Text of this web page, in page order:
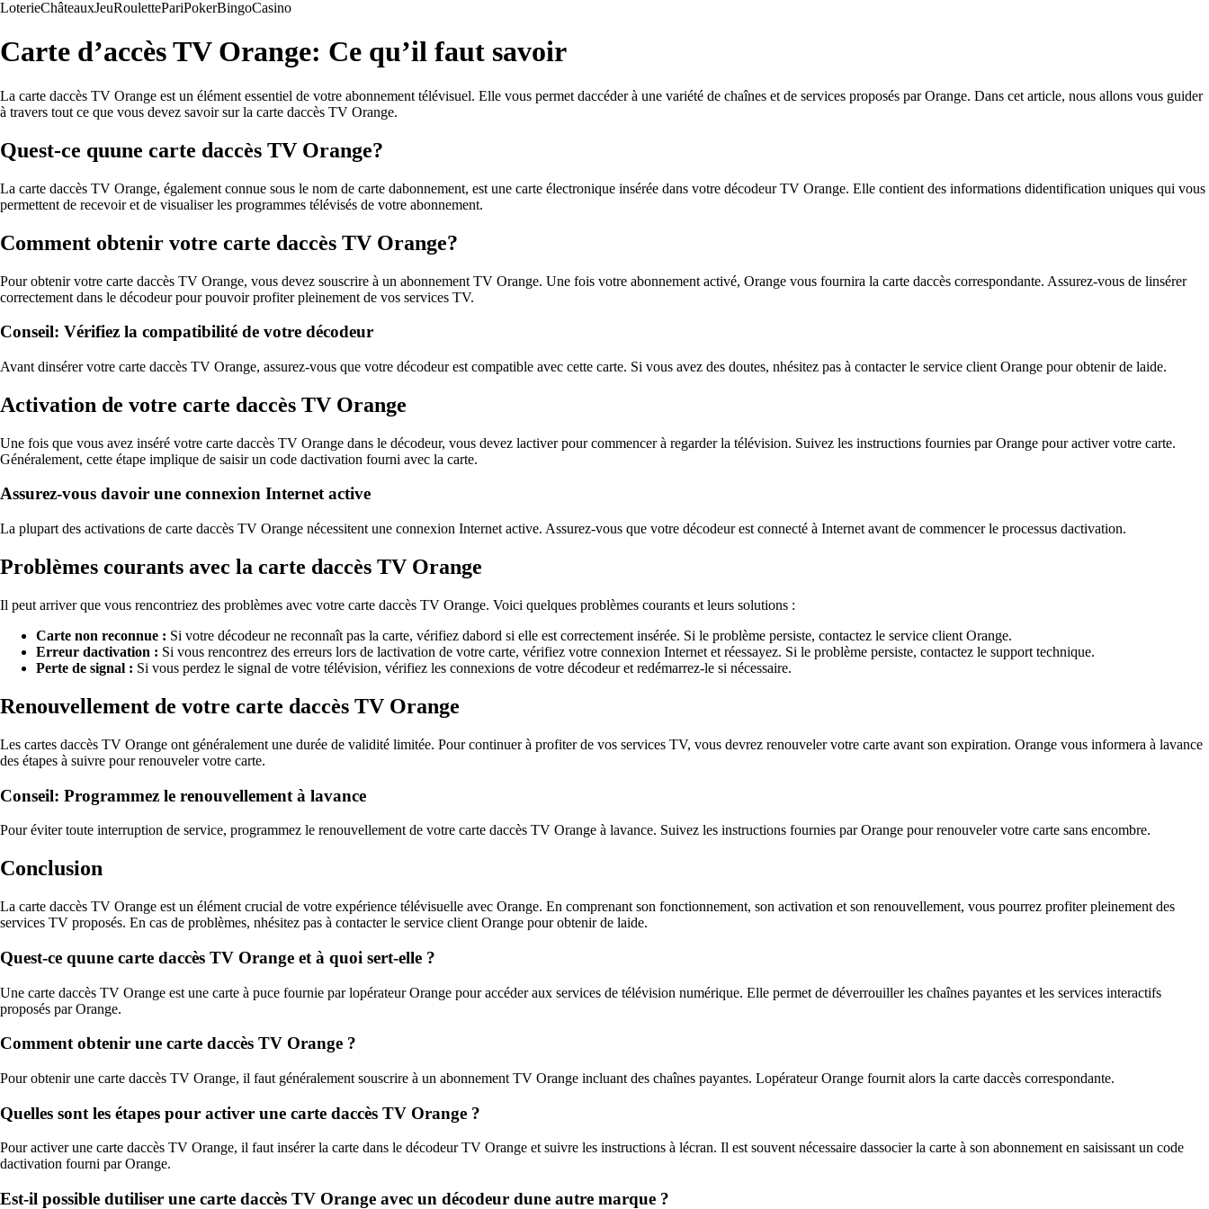
LoterieChâteauxJeuRoulettePariPokerBingoCasino
Carte d’accès TV Orange: Ce qu’il faut savoir
La carte daccès TV Orange est un élément essentiel de votre abonnement télévisuel. Elle vous permet daccéder à une variété de chaînes et de services proposés par Orange. Dans cet article, nous allons vous guider
à travers tout ce que vous devez savoir sur la carte daccès TV Orange.
Quest-ce quune carte daccès TV Orange?
La carte daccès TV Orange, également connue sous le nom de carte dabonnement, est une carte électronique insérée dans votre décodeur TV Orange. Elle contient des informations didentification uniques qui vous
permettent de recevoir et de visualiser les programmes télévisés de votre abonnement.
Comment obtenir votre carte daccès TV Orange?
Pour obtenir votre carte daccès TV Orange, vous devez souscrire à un abonnement TV Orange. Une fois votre abonnement activé, Orange vous fournira la carte daccès correspondante. Assurez-vous de linsérer
correctement dans le décodeur pour pouvoir profiter pleinement de vos services TV.
Conseil: Vérifiez la compatibilité de votre décodeur
Avant dinsérer votre carte daccès TV Orange, assurez-vous que votre décodeur est compatible avec cette carte. Si vous avez des doutes, nhésitez pas à contacter le service client Orange pour obtenir de laide.
Activation de votre carte daccès TV Orange
Une fois que vous avez inséré votre carte daccès TV Orange dans le décodeur, vous devez lactiver pour commencer à regarder la télévision. Suivez les instructions fournies par Orange pour activer votre carte.
Généralement, cette étape implique de saisir un code dactivation fourni avec la carte.
Assurez-vous davoir une connexion Internet active
La plupart des activations de carte daccès TV Orange nécessitent une connexion Internet active. Assurez-vous que votre décodeur est connecté à Internet avant de commencer le processus dactivation.
Problèmes courants avec la carte daccès TV Orange
Il peut arriver que vous rencontriez des problèmes avec votre carte daccès TV Orange. Voici quelques problèmes courants et leurs solutions :
Carte non reconnue : Si votre décodeur ne reconnaît pas la carte, vérifiez dabord si elle est correctement insérée. Si le problème persiste, contactez le service client Orange.
Erreur dactivation : Si vous rencontrez des erreurs lors de lactivation de votre carte, vérifiez votre connexion Internet et réessayez. Si le problème persiste, contactez le support technique.
Perte de signal : Si vous perdez le signal de votre télévision, vérifiez les connexions de votre décodeur et redémarrez-le si nécessaire.
Renouvellement de votre carte daccès TV Orange
Les cartes daccès TV Orange ont généralement une durée de validité limitée. Pour continuer à profiter de vos services TV, vous devrez renouveler votre carte avant son expiration. Orange vous informera à lavance
des étapes à suivre pour renouveler votre carte.
Conseil: Programmez le renouvellement à lavance
Pour éviter toute interruption de service, programmez le renouvellement de votre carte daccès TV Orange à lavance. Suivez les instructions fournies par Orange pour renouveler votre carte sans encombre.
Conclusion
La carte daccès TV Orange est un élément crucial de votre expérience télévisuelle avec Orange. En comprenant son fonctionnement, son activation et son renouvellement, vous pourrez profiter pleinement des
services TV proposés. En cas de problèmes, nhésitez pas à contacter le service client Orange pour obtenir de laide.
Quest-ce quune carte daccès TV Orange et à quoi sert-elle ?
Une carte daccès TV Orange est une carte à puce fournie par lopérateur Orange pour accéder aux services de télévision numérique. Elle permet de déverrouiller les chaînes payantes et les services interactifs
proposés par Orange.
Comment obtenir une carte daccès TV Orange ?
Pour obtenir une carte daccès TV Orange, il faut généralement souscrire à un abonnement TV Orange incluant des chaînes payantes. Lopérateur Orange fournit alors la carte daccès correspondante.
Quelles sont les étapes pour activer une carte daccès TV Orange ?
Pour activer une carte daccès TV Orange, il faut insérer la carte dans le décodeur TV Orange et suivre les instructions à lécran. Il est souvent nécessaire dassocier la carte à son abonnement en saisissant un code
dactivation fourni par Orange.
Est-il possible dutiliser une carte daccès TV Orange avec un décodeur dune autre marque ?